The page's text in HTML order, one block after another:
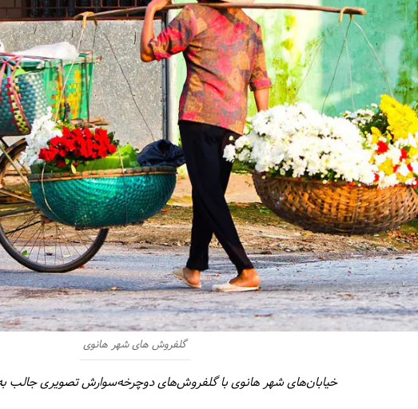
گلفروش های شهر هانوی
خیابان‌های شهر هانوی با گلفروش‌های دوچرخه‌سوارش تصویری جالب